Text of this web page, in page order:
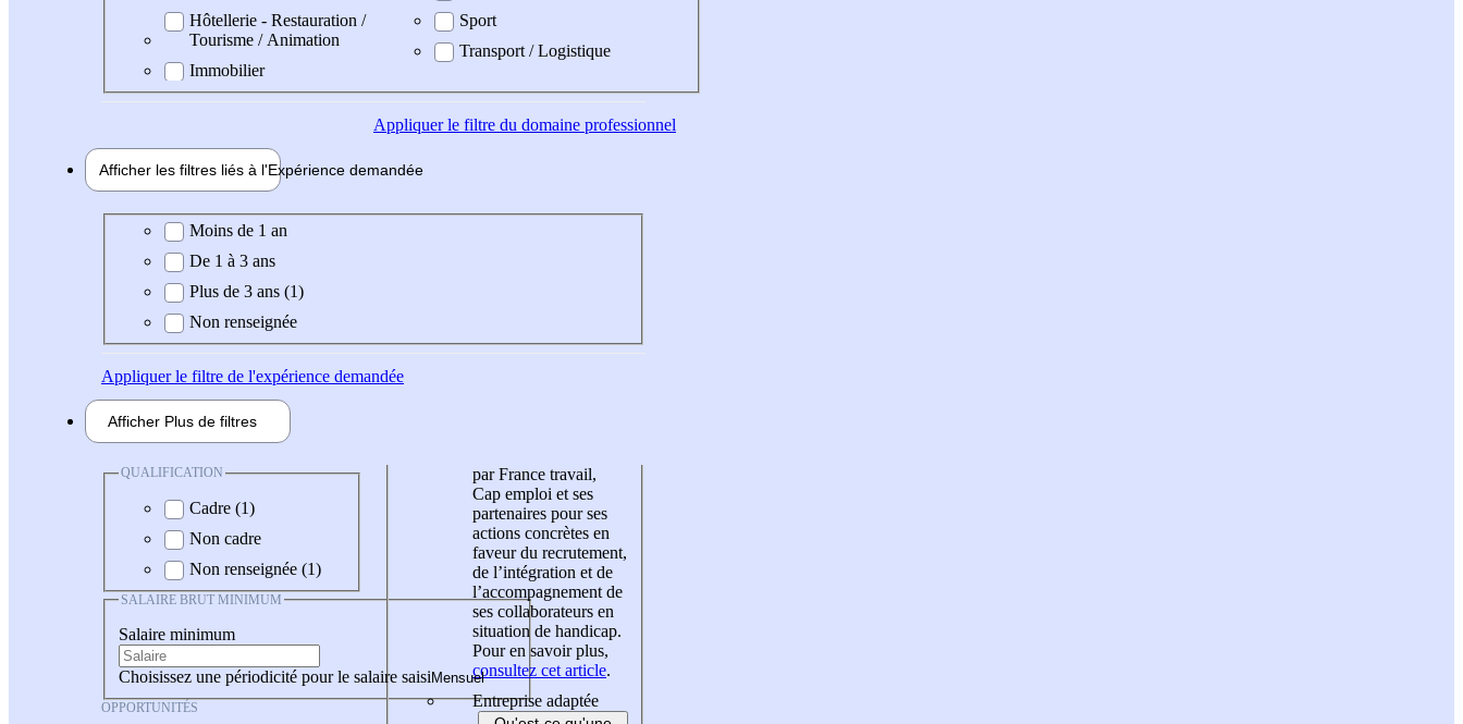
Hôtellerie - Restauration /
Tourisme / Animation
Immobilier
Sport
Transport / Logistique
Appliquerle filtre du domaine professionnel
Afficher les filtres liés à l'Expérience demandée
Expérience demandée
Moins de 1 an
De 1 à 3 ans
Plus de 3 ans (1)
Non renseignée
Appliquerle filtre de l'expérience demandée
Afficher Plus de filtres
QUALIFICATION
Cadre (1)
Non cadre
Non renseignée (1)
SALAIRE BRUT MINIMUM
Salaire minimum
Choisissez une périodicité pour le salaire saisi
OPPORTUNITÉS
par France travail,
Cap emploi et ses
partenaires pour ses
actions concrètes en
faveur du recrutement,
de l’intégration et de
l’accompagnement de
ses collaborateurs en
situation de handicap.
Pour en savoir plus,
consultez cet article.
Entreprise adaptée